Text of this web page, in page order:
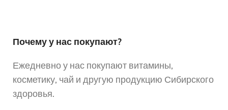
Почему у нас покупают?
Ежедневно у нас покупают витамины,
косметику, чай и другую продукцию Сибирского
здоровья.